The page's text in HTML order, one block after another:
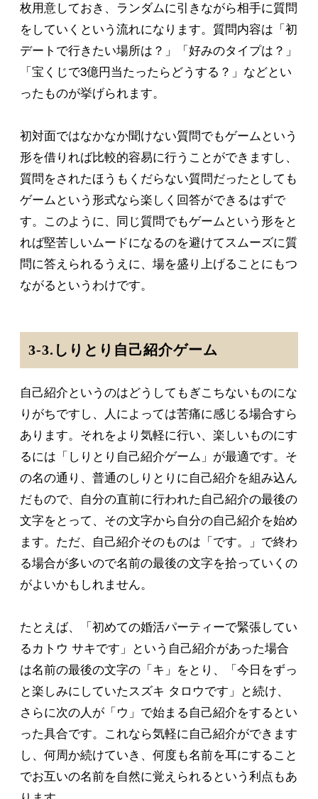
枚用意しておき、ランダムに引きながら相手に質問
をしていくという流れになります。質問内容は「初
デートで行きたい場所は？」「好みのタイプは？」
「宝くじで3億円当たったらどうする？」などとい
ったものが挙げられます。
初対面ではなかなか聞けない質問でもゲームという
形を借りれば比較的容易に行うことができますし、
質問をされたほうもくだらない質問だったとしても
ゲームという形式なら楽しく回答ができるはずで
す。このように、同じ質問でもゲームという形をと
れば堅苦しいムードになるのを避けてスムーズに質
問に答えられるうえに、場を盛り上げることにもつ
ながるというわけです。
3-3.しりとり自己紹介ゲーム
自己紹介というのはどうしてもぎこちないものにな
りがちですし、人によっては苦痛に感じる場合すら
あります。それをより気軽に行い、楽しいものにす
るには「しりとり自己紹介ゲーム」が最適です。そ
の名の通り、普通のしりとりに自己紹介を組み込ん
だもので、自分の直前に行われた自己紹介の最後の
文字をとって、その文字から自分の自己紹介を始め
ます。ただ、自己紹介そのものは「です。」で終わ
る場合が多いので名前の最後の文字を拾っていくの
がよいかもしれません。
たとえば、「初めての婚活パーティーで緊張してい
るカトウ サキです」という自己紹介があった場合
は名前の最後の文字の「キ」をとり、「今日をずっ
と楽しみにしていたスズキ タロウです」と続け、
さらに次の人が「ウ」で始まる自己紹介をするとい
った具合です。これなら気軽に自己紹介ができます
し、何周か続けていき、何度も名前を耳にすること
でお互いの名前を自然に覚えられるという利点もあ